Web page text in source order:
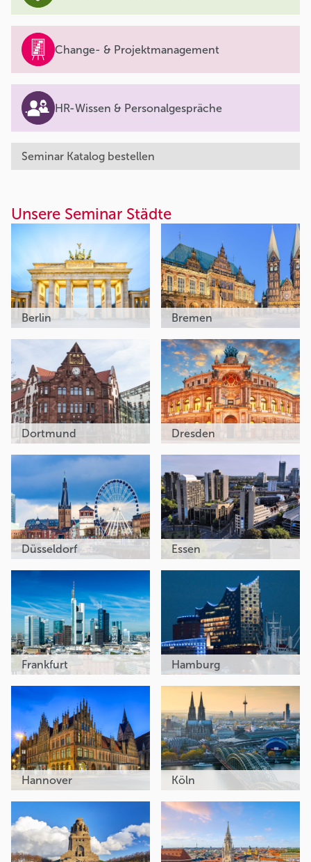
Change- & Projektmanagement
HR-Wissen & Personalgespräche
Seminar Katalog bestellen
Unsere Seminar Städte
Berlin Bremen
Dortmund Dresden
Düsseldorf Essen
Frankfurt Hamburg
Hannover Köln